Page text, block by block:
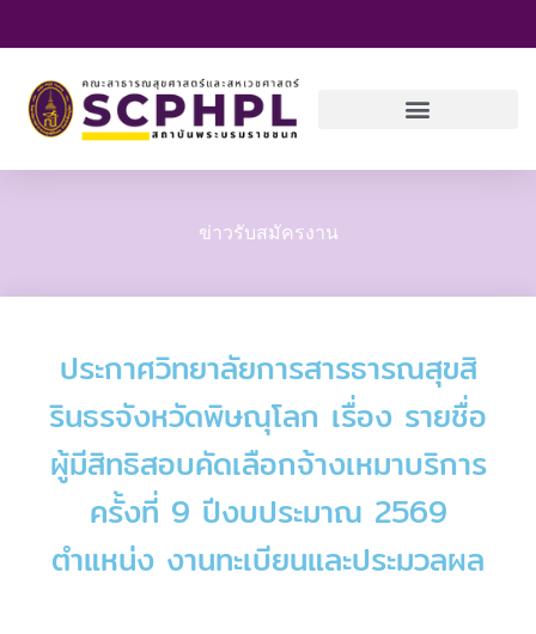
ข่าวรับสมัครงาน
ประกาศวิทยาลัยการสารธารณสุขสิ
รินธรจังหวัดพิษณุโลก เรื่อง รายชื่อ
ผู้มีสิทธิสอบคัดเลือกจ้างเหมาบริการ
ครั้งที่ 9 ปีงบประมาณ 2569
ตำแหน่ง งานทะเบียนและประมวลผล